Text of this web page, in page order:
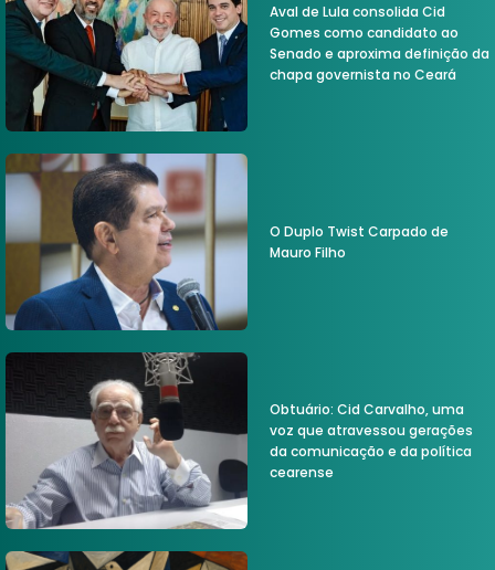
Aval de Lula consolida Cid
Gomes como candidato ao
Senado e aproxima definição da
chapa governista no Ceará
O Duplo Twist Carpado de
Mauro Filho
Obtuário: Cid Carvalho, uma
voz que atravessou gerações
da comunicação e da política
cearense